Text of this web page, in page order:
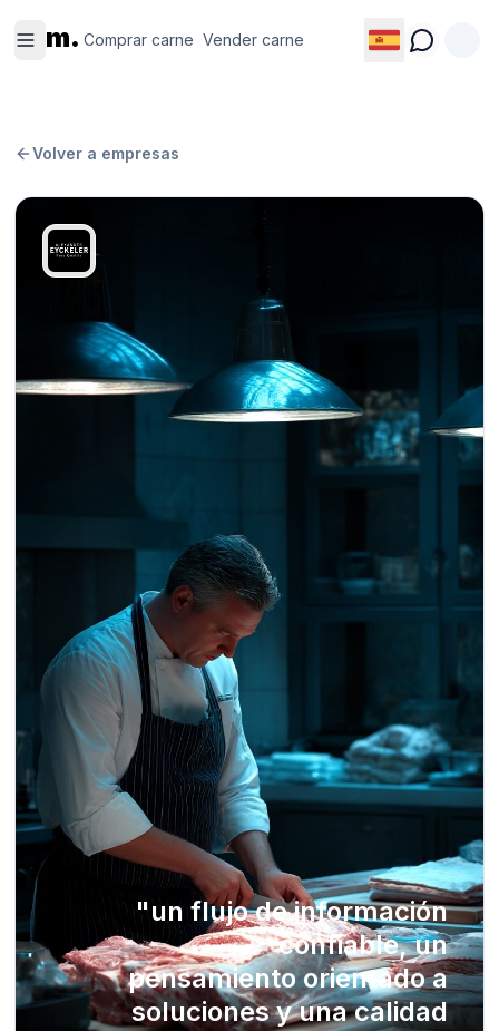
m. Comprar carne Vender carne
carne
carne
Volver a empresas
"un flujo de información
confiable, un
pensamiento orientado a
soluciones y una calidad